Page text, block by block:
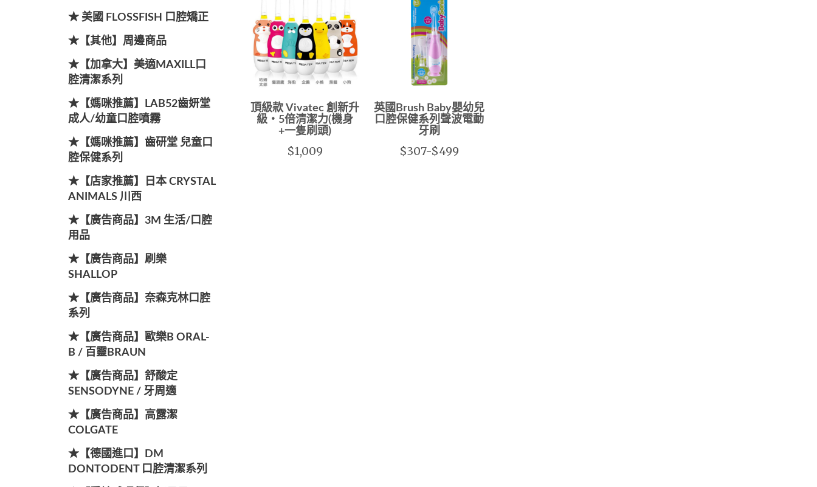
★ 美國 FLOSSFISH 口腔矯正
★【其他】周邊商品
★【加拿大】美適MAXILL口
腔清潔系列
★【媽咪推薦】LAB52齒妍堂
成人/幼童口腔噴霧
★【媽咪推薦】齒研堂 兒童口
腔保健系列
★【店家推薦】日本 CRYSTAL
ANIMALS 川西
★【廣告商品】3M 生活/口腔
用品
★【廣告商品】刷樂
SHALLOP
★【廣告商品】奈森克林口腔
系列
★【廣告商品】歐樂B ORAL-
B / 百靈BRAUN
★【廣告商品】舒酸定
SENSODYNE / 牙周適
★【廣告商品】高露潔
COLGATE
★【德國進口】DM
DONTODENT 口腔清潔系列
頂級款 Vivatec 創新升
級‧5倍清潔力(機身
+一隻刷頭)
$1,009
英國Brush Baby嬰幼兒
口腔保健系列聲波電動
牙刷
$307-$499